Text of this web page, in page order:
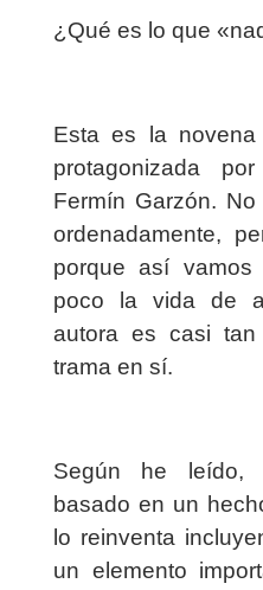
¿Qué es lo que
Esta es la
protagonizada
Fermín Garzón.
ordenadamente,
porque así
poco la vida de
autora es casi tan
trama en sí.
Según he leído,
basado en un
lo reinventa
un elemento